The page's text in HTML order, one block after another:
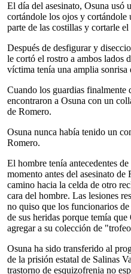
El día del asesinato, Osuna usó
cortándole los ojos y cortándole
parte de las costillas y cortarle
Después de desfigurar y
le cortó el rostro a ambos lados
víctima tenía una amplia sonrisa
Cuando los guardias finalmente
encontraron a Osuna con un
de Romero.
Osuna nunca había tenido un
Romero.
El hombre tenía antecedentes
momento antes del asesinato
camino hacia la celda de otro
cara del hombre. Las lesiones
no quiso que los funcionarios
de sus heridas porque temía
agregar a su colección de
Osuna ha sido transferido al
de la prisión estatal de Salinas
trastorno de esquizofrenia no